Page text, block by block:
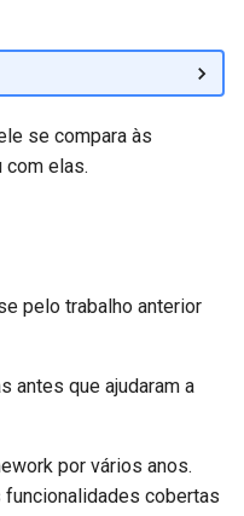
국어
язык
体中文
Parâmetros de path e
validações numéricas
Corpo - Modelos
Declare dados de
requisição
Resposta Personalizada -
HTML, Stream, File e
Retornos Adicionais no
Cabeçalhos de resposta
Status
Segurança Avançada
Implantar FastAPI em
provedores de nuvem
Docker
OpenAPI condicional
Extendendo o OpenAPI
Documentação
Configure a UI do Swagger
se compara às
com elas.
pelo trabalho anterior
antes que ajudaram a
por vários anos.
cobertas